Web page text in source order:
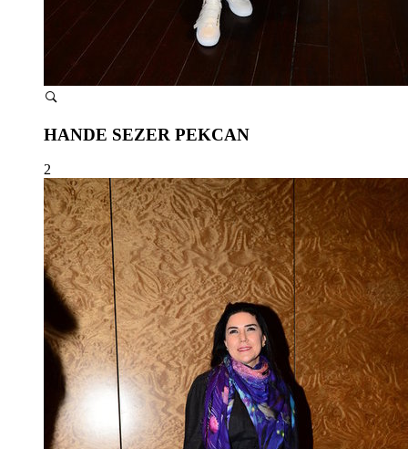
HANDE SEZER PEKCAN
2